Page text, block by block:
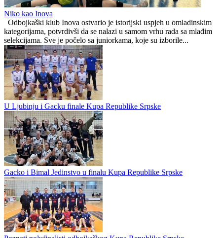
Višegrađanke bolje od Paljanki
Inova
0 0
Niko kao Inova
Odbojkaški klub Inova ostvario je istorijski uspjeh u omladinskim
kategorijama, potvrdivši da se nalazi u samom vrhu rada sa mlađim
selekcijama. Sve je počelo sa juniorkama, koje su izborile...